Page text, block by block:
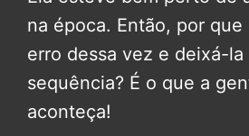
na época. Então, por
erro dessa vez e deixá-la
sequência? É o que a
aconteça!